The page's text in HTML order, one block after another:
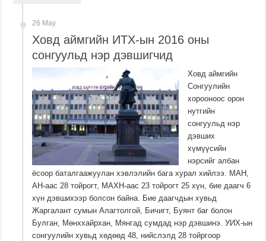
26 May
Ховд аймгийн ИТХ-ын 2016 оны
сонгуульд нэр дэвшигчид
Ховд аймгийн
Сонгуулийн
хорооноос орон
нутгийн
сонгуульд нэр
дэвших
хүмүүсийн
нэрсийг албан
ёсоор баталгаажуулан хэвлэлийн бага хурал хийлээ. МАН,
АН-аас 28 тойрогт, МАХН-аас 23 тойрогт 25 хүн, бие даагч 6
хүн дэвшихээр болсон байна. Бие даагчдын хувьд
Жаргалант сумын Алагтолгой, Бичигт, Буянт баг болон
Булган, Мөнххайрхан, Мянгад сумдад нэр дэвшинэ. УИХ-ын
сонгуулийн хувьд хөдөөд 48, нийслэлд 28 тойргоор